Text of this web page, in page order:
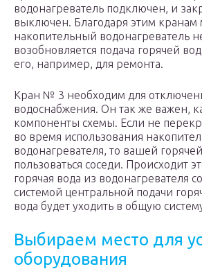
водонагреватель подключен, и
выключен. Благодаря этим кранам
накопительный водонагреватель
возобновляется подача горячей
его, например, для ремонта.
Кран № 3 необходим для
водоснабжения. Он так же важен,
компоненты схемы. Если не
во время использования
водонагревателя, то вашей
пользоваться соседи. Происходит
горячая вода из водонагревателя
системой центральной подачи
вода будет уходить в общую
Выбираем место для
оборудования